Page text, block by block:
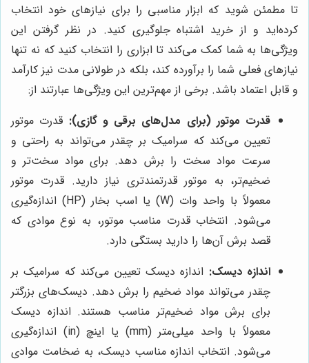
تا مطمئن شوید که ابزار مناسبی را برای نیازهای خود انتخاب
کرده‌اید و از خرید اشتباه جلوگیری کنید. در نظر گرفتن این
ویژگی‌ها به شما کمک می‌کند تا ابزاری را انتخاب کنید که نه تنها
نیازهای فعلی شما را برآورده کند، بلکه در طولانی مدت نیز کارآمد
و قابل اعتماد باشد. برخی از مهم‌ترین این ویژگی‌ها عبارتند از:
قدرت موتور (برای مدل‌های برقی و گازی): قدرت موتور
تعیین می‌کند که سرامیک بر چقدر می‌تواند به راحتی و
سرعت مواد سخت را برش دهد. برای مواد سخت‌تر و
ضخیم‌تر، به موتور قدرتمندتری نیاز دارید. قدرت موتور
معمولاً با واحد وات (W) یا اسب بخار (HP) اندازه‌گیری
می‌شود. انتخاب قدرت مناسب موتور، به نوع موادی که
قصد برش آن‌ها را دارید بستگی دارد.
اندازه دیسک: اندازه دیسک تعیین می‌کند که سرامیک بر
چقدر می‌تواند مواد ضخیم را برش دهد. دیسک‌های بزرگتر
برای برش مواد ضخیم‌تر مناسب هستند. اندازه دیسک
معمولاً با واحد میلی‌متر (mm) یا اینچ (in) اندازه‌گیری
می‌شود. انتخاب اندازه مناسب دیسک، به ضخامت موادی